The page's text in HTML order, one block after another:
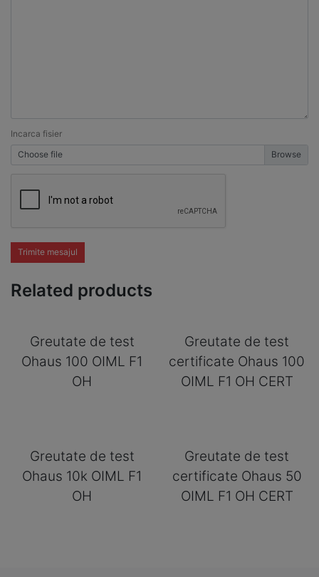
Incarca fisier
Choose file
Trimite mesajul
Related products
Greutate de test
Ohaus 100 OIML F1
OH
Greutate de test
certificate Ohaus 100
OIML F1 OH CERT
Greutate de test
Ohaus 10k OIML F1
OH
Greutate de test
certificate Ohaus 50
OIML F1 OH CERT